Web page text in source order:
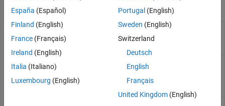
Objets
comm.IntegrateAndDumpFilter
Integrate discrete-time
signal with periodic
comm.RaisedCosineTransmitFilter
Apply pulse shaping by
interpolating signal
using raised-cosine FIR
España (Español)
Finland (English)
France (Français)
Ireland (English)
Italia (Italiano)
Luxembourg (English)
Portugal (English)
Sweden (English)
Switzerland
Deutsch
English
Français
United Kingdom(English)